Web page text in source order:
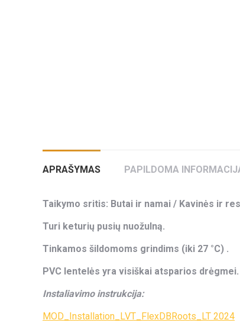
APRAŠYMAS PAPILDOMA
Taikymo sritis: Butai ir namai / Kavinės ir
Turi keturių pusių nuožulną.
Tinkamos šildomoms grindims (iki 27 °C) .
PVC lentelės yra visiškai atsparios drėgmei.
Instaliavimo instrukcija:
MOD_Installation_LVT_FlexDBRoots_LT 2024